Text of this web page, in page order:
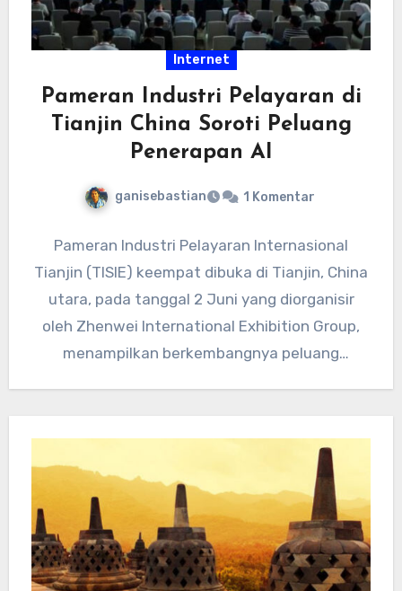
Internet
Pameran Industri Pelayaran di
Tianjin China Soroti Peluang
Penerapan AI
ganisebastian 1 Komentar
Pameran Industri Pelayaran Internasional
Tianjin (TISIE) keempat dibuka di Tianjin, China
utara, pada tanggal 2 Juni yang diorganisir
oleh Zhenwei International Exhibition Group,
menampilkan berkembangnya peluang